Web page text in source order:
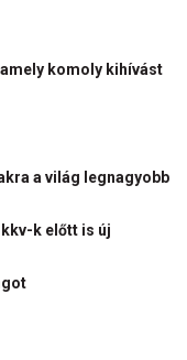
komoly kihívást
a világ legnagyobb
k előtt is új